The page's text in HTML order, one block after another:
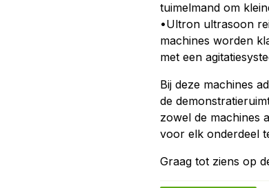
tuimelmand om
•Ultron ultrasoon
machines worden
met een
Bij deze machines
de
zowel de machines
voor elk onderdeel
Graag tot ziens op